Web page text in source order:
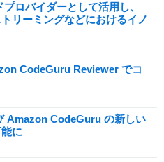
ロバイダーとして活用し、
リーミングなどにおけるイノ
CodeGuru Reviewer でコ
Amazon CodeGuru の新しい
に